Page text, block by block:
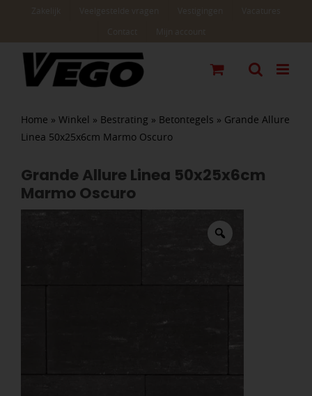
Home » Winkel » Bestrating » Betontegels » Grande Allure
Linea 50x25x6cm Marmo Oscuro
Grande Allure Linea 50x25x6cm
Marmo Oscuro